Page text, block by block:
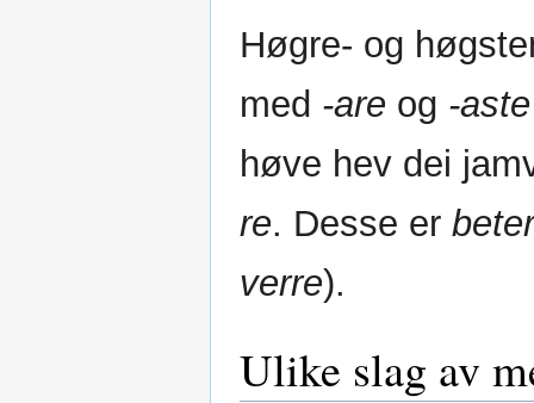
Høgre- og
med -are og -aste
høve hev dei
re. Desse er beter
verre).
Ulike slag av